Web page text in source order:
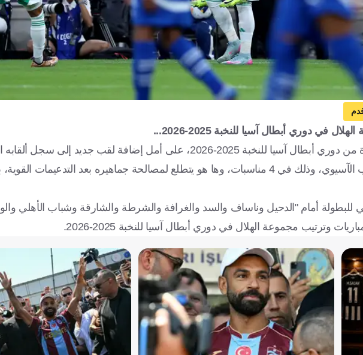
دوري أبطال آسيا للنخبة 2025-2026...
على أمل إضافة لقب جديد إلى سجل ألقابه القارية.
ويعد الهلال أكثر الأندية الآسيوية حصدًا للقب الآسيوي، وذلك في 4 مناسبات، وها هو يتطلع لمصالحة جماهيره بعد
وترتيب مجموعة الهلال في دوري أبطال آسيا للنخبة 2025-2026.